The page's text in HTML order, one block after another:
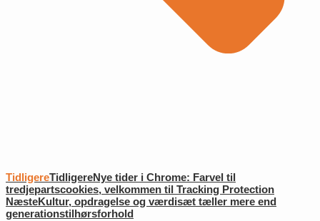
TidligereTidligereNye tider i Chrome: Farvel til
tredjepartscookies, velkommen til Tracking Protection
NæsteKultur, opdragelse og værdisæt tæller mere end
generationstilhørsforhold